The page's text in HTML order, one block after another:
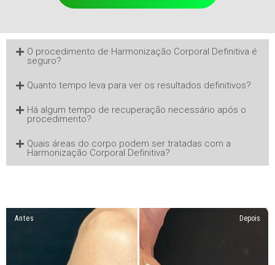
O procedimento de Harmonização Corporal Definitiva é
seguro?
Quanto tempo leva para ver os resultados definitivos?
Há algum tempo de recuperação necessário após o
procedimento?
Quais áreas do corpo podem ser tratadas com a
Harmonização Corporal Definitiva?
Antes Depois